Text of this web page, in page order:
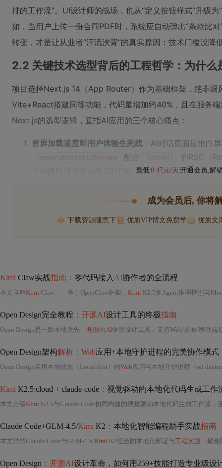
排的工作流”。UI设计师的战场，也从“定义按钮样式”升级
如，当用户上传一份合同PDF时，系统应自动弹出“条款比
转变，才是让从业者“汗流浃背”的真实原因：技术门槛没降
2.2 关键技术选型背后的工程哲学：为什
项目选择Next.js 14（App Router）作为基础框架，绝非跟
Vite+React搭建同等功能，代码量增加约40%，且在服务
Next.js的选型逻辑，直指AI应用的三个核心痛点：
首屏加载速度即用户体验生死线 ：AI对话页面最怕白
generateStaticParams 配合 fetch()
的RSC（
在构建时就预生成静态HTML，用户打开即见
最低0.47元/天 开通会员,解
成为会员后, 你将
下载资源随意下 优质VIP博文免费学 优质文
Kimi Claw实战指南： 零代码接入 AI协作者的全流程
本文详解Kimi Claw——基于OpenClaw框架、 Kimi K2.5多Agent推理模型与
Open Design完全教程 ：开源AI设计工具的终极指南
Open Design是一款本地优先、 开源的AI驱动设计工具，支持Web/桌面/移动端原型设计。内
Open Design架构解析：Web应用+本地守护进程的完美协作模式
Open Design采用本地优先（Local-first）的Web应用与本地守护进程（od
Kimi K2.5:cloud + claude-code ： 视觉驱动的本地化代码生成工作
本文介绍Kimi K2.5与Claude Code协同构建的视觉驱动本地代码生成工作流，强调其多模态原生能力、协
Claude Code+GLM-4.5/Kimi K2 ： 本地化智能编程助手实战指南
本文详解Claude Code与GLM-4.5/Kimi K2组合的本地化部署与工程实践 ，聚焦
Open Design ：开源AI设计革命，如何用259+技能打造专业级设